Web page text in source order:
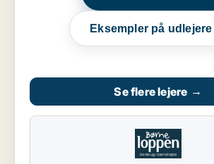
Eksempler på
Se flere lejere →